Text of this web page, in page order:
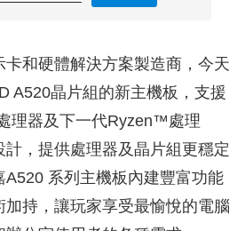
和硬體解決方案製造商，今天
A520晶片組的新主機板，支援
理器及下一代Ryzen™處理
，提供處理器及晶片組更穩定
A520 系列主機板內建豐富功能
持，讓玩家享受最愉悅的電腦